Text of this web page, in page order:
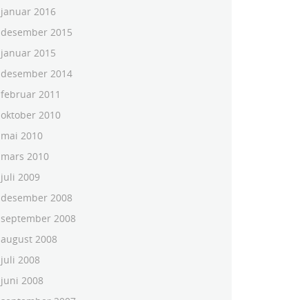
januar 2016
desember 2015
januar 2015
desember 2014
februar 2011
oktober 2010
mai 2010
mars 2010
juli 2009
desember 2008
september 2008
august 2008
juli 2008
juni 2008